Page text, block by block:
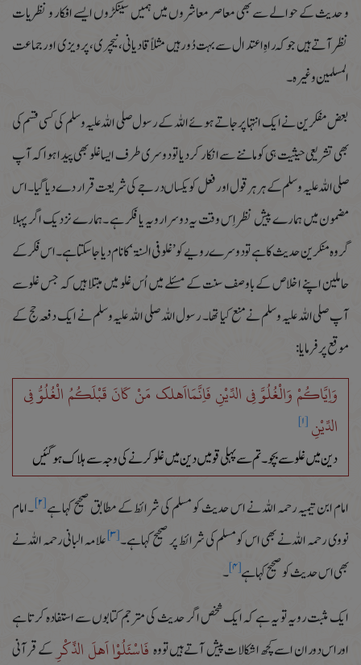
و حدیث کے حوالے سے بھی معاصر معاشروں میں ہمیں سینکڑوں ایسے افکار و نظریات
نظرآتے ہیں جو کہ راہِ اعتدال سے بہت دُور ہیں مثلاً قادیانی، نیچری، پرویزی اور جماعت
المسلمین وغیرہ۔
بعض مفکرین نے ایک انتہا پر جاتے ہوئے اللہ کے رسول صلی اللہ علیہ وسلم کی کسی قسم کی
بھی تشریعی حیثیت ہی کوماننے سے انکار کر دیا تو دوسری طرف ایسا غلو بھی پیدا ہوا کہ آپ
صلی اللہ علیہ وسلم کے ہر ہر قول اور فعل کو یکساں درجے کی شریعت قرار دے دیا گیا۔اس
مضمون میں ہمارے پیش نظر اِس وقت یہ دوسرا رویہ یا فکر ہے ۔ہمارے نزدیک اگر پہلا
گروہ منکرین حدیث کا ہے تو دوسرے رویے کو’غلو فی السنۃ‘ کا نام دیا جا سکتا ہے۔اس فکر کے
حاملین اپنے اخلاص کے باوصف سنت کے مسئلے میں اُس غلو میں مبتلا ہیں کہ جس غلوسے
آپ صلی اللہ علیہ وسلم نے منع کیا تھا۔ رسول اللہ صلی اللہ علیہ وسلم نے ایک دفعہ حج کے
موقع پر فرمایا:
وَاِیَّاکُمْ وَالْغُلُوَّ فِی الدِّیْنِ فَاِنَّمَااَھلک مَنْ کَانَ قَبْلَکُمُ الْغُلُوُّ فِی
الدِّیْنِ [۱]
دین میں غلو سے بچو۔تم سے پہلی قومیں دین میں غلو کرنے کی وجہ سے ہلاک ہو گئیں
امام ابن تیمیہ رحمہ اللہ نے اس حدیث کو مسلم کی شرائط کے مطابق صحیح کہا ہے[۲] ۔امام
نووی رحمہ اللہ نے بھی اس کومسلم کی شرائط پر صحیح کہا ہے۔[۳] علامہ البانی رحمہ اللہ نے
بھی اس حدیث کو صحیح کہا ہے[۴] ۔
ایک مثبت رویہ تو یہ ہے کہ ایک شخص اگر حدیث کی مترجم کتابوں سے استفادہ کرتا ہے
اورا س دوران اسے کچھ اشکالات پیش آتے ہیں تو وہ فَاسْئَلُوْا اَھْلَ الذِّکْرِ کے قرآنی